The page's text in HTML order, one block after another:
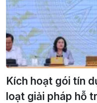
Kích hoạt gói tín
loạt giải pháp hỗ